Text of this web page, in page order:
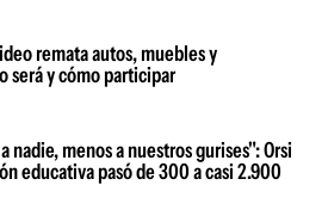
remata autos, muebles y
será y cómo participar
nadie, menos a nuestros gurises": Orsi
educativa pasó de 300 a casi 2.900